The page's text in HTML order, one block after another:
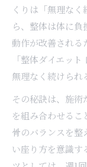
整体で
整体ダ
痩せ体
くりは「無理な
ら、整体は体に
動作が改善される
「整体ダイエッ
無理なく続けられ
その秘訣は、施
を組み合わせる
骨のバランスを整
い座り方を意識す